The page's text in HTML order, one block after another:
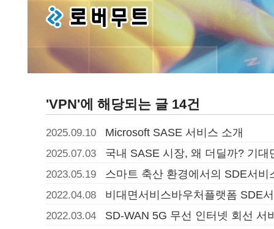
'VPN'에 해당되는 글 14건
2025.09.10 Microsoft SASE 서비스 소개
2025.07.03 국내 SASE 시장, 왜 더딜까? 기
2023.05.19 스마트 축산 환경에서의 SDE서비
2022.04.08 비대면서비스바우처플랫폼 SDE
2022.03.04 SD-WAN 5G 무선 인터넷 회선 서